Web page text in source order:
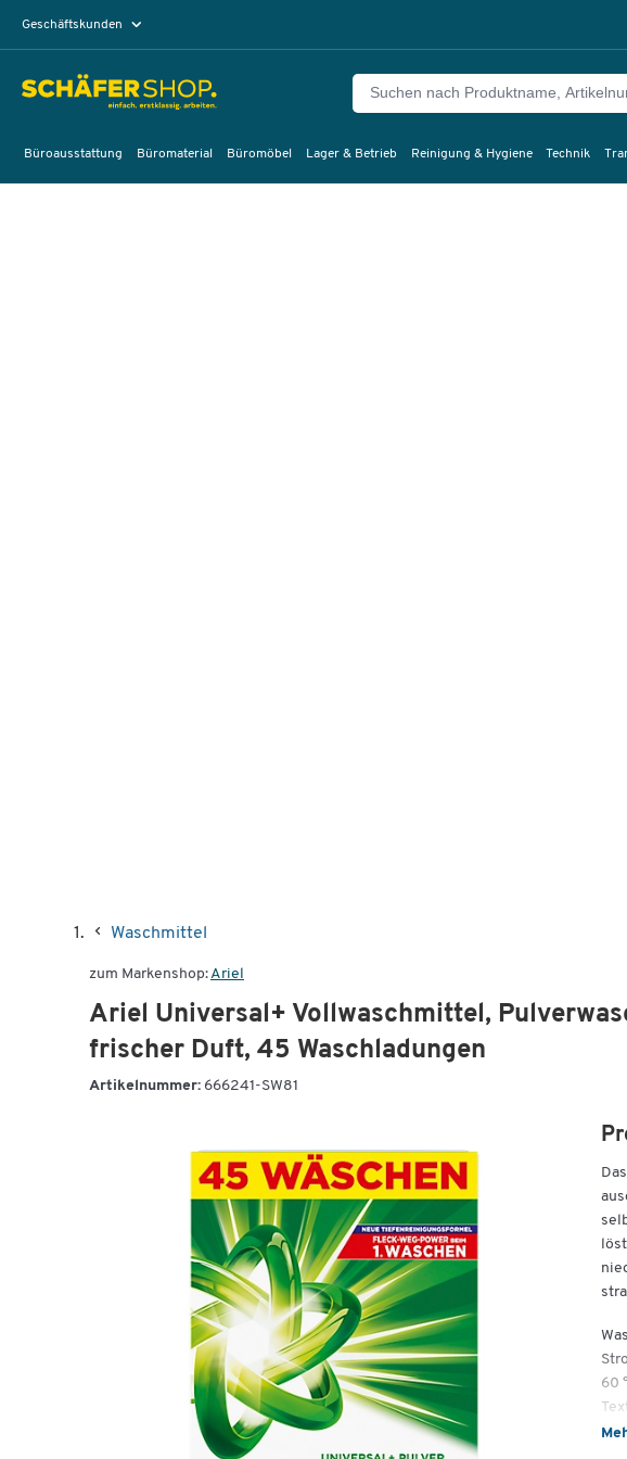
Geschäftskunden
Büroausstattung Büromaterial Büromöbel Lager & Betrieb Reinigung & Hygiene Technik
Waschmittel
zum Markenshop:Ariel
Ariel Universal+ Vollwaschmittel,
frischer Duft, 45 Waschladungen
Artikelnummer: 666241-SW81
60